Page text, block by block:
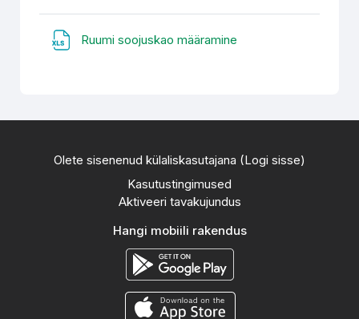
Ruumi soojuskao määramine
Olete sisenenud külaliskasutajana (Logi sisse)
Kasutustingimused
Aktiveeri tavakujundus
Hangi mobiili rakendus